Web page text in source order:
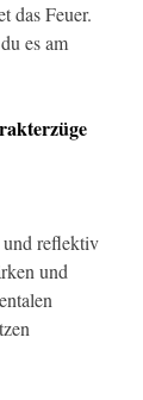
das Feuer.
es am
reflektiv
und